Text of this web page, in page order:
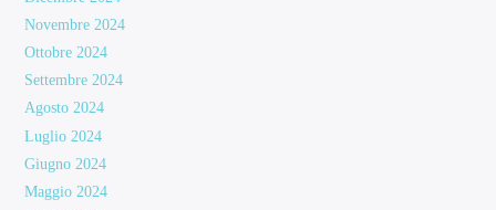
Novembre 2024
Ottobre 2024
Settembre 2024
Agosto 2024
Luglio 2024
Giugno 2024
Maggio 2024